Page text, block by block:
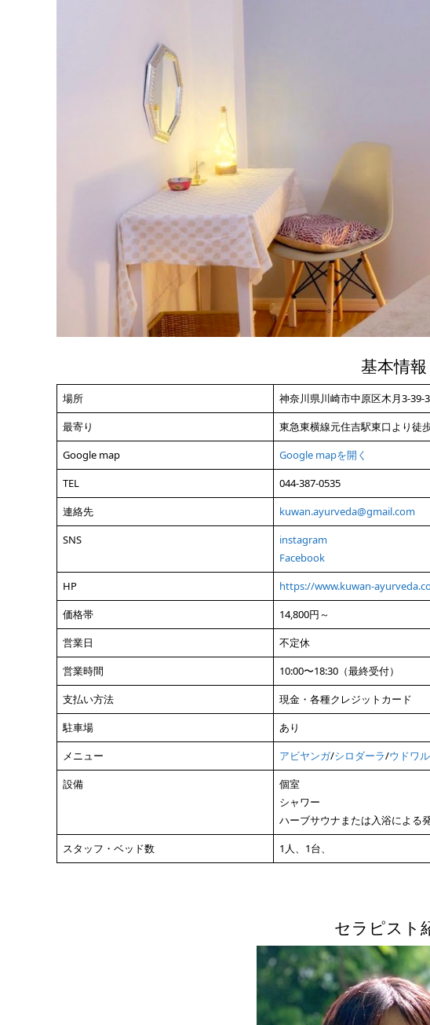
基本情報
場所
神奈川県川崎市中原区木月3-39-
最寄り
東急東横線元住吉駅東口より徒
Google map
Google mapを開く
TEL
044-387-0535
連絡先
kuwan.ayurveda@gmail.com
SNS
instagram
Facebook
HP
https://www.kuwan-
価格帯
14,800円～
営業日
不定休
営業時間
10:00〜18:30（最終受付）
支払い方法
現金・各種クレジットカード
駐車場
あり
メニュー
アビヤンガ/シロダーラ/ウドワ
設備
個室
シャワー
ハーブサウナまたは入浴による
スタッフ・ベッド数
1人、1台、
セラピスト